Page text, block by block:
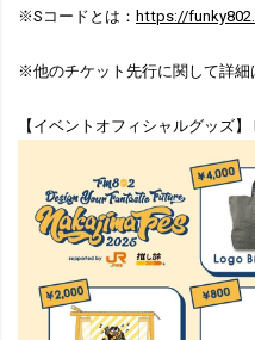
※Sコードとは： https://
※他のチケット先行に関して詳
【イベントオフィシャルグッズ】